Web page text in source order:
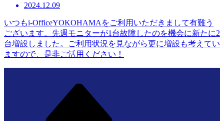
2024.12.09
いつもi-OfficeYOKOHAMAをご利用いただきまして有難う
ございます。先週モニターが1台故障したのを機会に新たに2
台増設しました。ご利用状況を見ながら更に増設も考えてい
ますので、是非ご活用ください！